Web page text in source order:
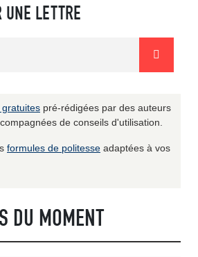
UNE LETTRE
pré-rédigées par des auteurs
de conseils d'utilisation.
formules de politesse adaptées à vos
DU MOMENT